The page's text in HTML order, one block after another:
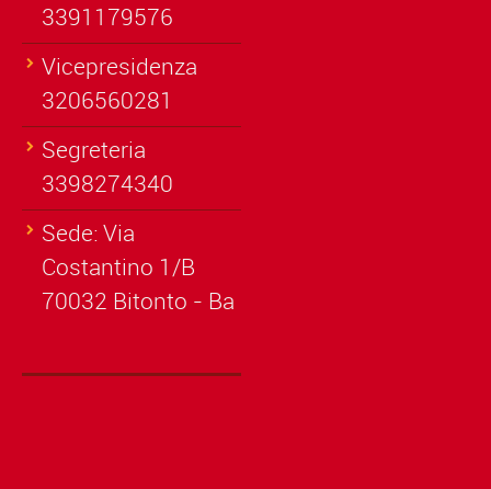
3391179576
Vicepresidenza
3206560281
Segreteria
3398274340
Sede: Via
Costantino 1/B
70032 Bitonto - Ba